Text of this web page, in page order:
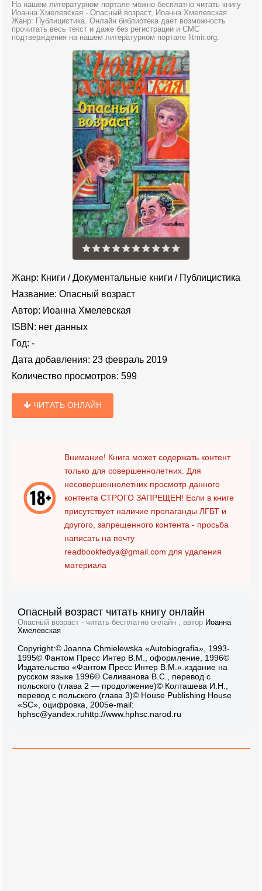
На нашем литературном портале можно бесплатно читать книгу
Иоанна Хмелевская - Опасный возраст, Иоанна Хмелевская .
Жанр: Публицистика. Онлайн библиотека дает возможность
прочитать весь текст и даже без регистрации и СМС
подтверждения на нашем литературном портале litmir.org.
Жанр: Книги /Документальные книги / Публицистика
Название: Опасный возраст
Автор: Иоанна Хмелевская
ISBN: нет данных
Год: -
Дата добавления: 23 февраль 2019
Количество просмотров: 599
ЧИТАТЬ ОНЛАЙН
Внимание! Книга может содержать контент
только для совершеннолетних. Для
несовершеннолетних просмотр данного
контента СТРОГО ЗАПРЕЩЕН! Если в книге
присутствует наличие пропаганды ЛГБТ и
другого, запрещенного контента - просьба
написать на почту
readbookfedya@gmail.com для удаления
материала
Опасный возраст читать книгу онлайн
Опасный возраст - читать бесплатно онлайн , автор Иоанна
Хмелевская
Copyright:© Joanna Chmielewska «Autobiografia», 1993-
1995© Фантом Пресс Интер В.М., оформление, 1996©
Издательство «Фантом Пресс Интер В.М.».издание на
русском языке 1996© Селиванова В.С., перевод с
польского (глава 2 — продолжение)© Колташева И.Н.,
перевод с польского (глава 3)© House Publishing House
«SC», оцифровка, 2005e-mail:
hphsc@yandex.ruhttp://www.hphsc.narod.ru